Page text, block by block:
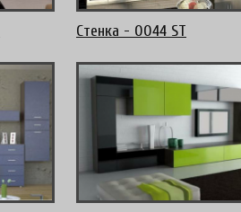
Стенка - 0044 ST